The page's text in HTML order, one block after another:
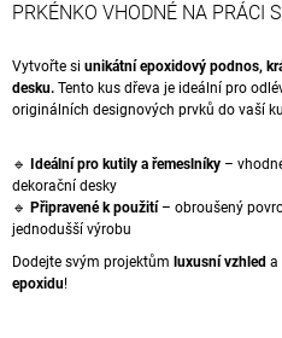
PRKÉNKO VHODNÉ NA PRÁCI
Vytvořte si unikátní epoxidový podnos,
desku. Tento kus dřeva je ideální pro
originálních designových prvků do vaší
🔹 Ideální pro kutily a řemeslníky –
dekorační desky
🔹 Připravené k použití– obroušený
jednodušší výrobu
Dodejte svým projektům luxusní vzhled a
epoxidu!